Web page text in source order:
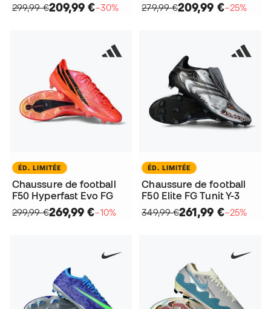
299,99 €209,99 €−30%
279,99 €209,99 €−25%
ÉD. LIMITÉE
Chaussure de football
F50 Hyperfast Evo FG
299,99 €269,99 €−10%
ÉD. LIMITÉE
Chaussure de football
F50 Elite FG Tunit Y-3
349,99 €261,99 €−25%